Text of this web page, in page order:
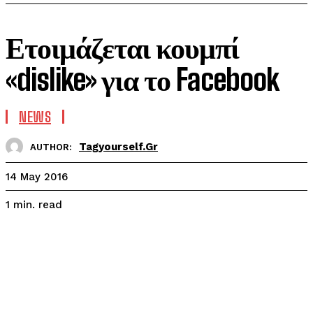
Ετοιμάζεται κουμπί
«dislike» για το Facebook
NEWS
AUTHOR: Tagyourself.gr
14 May 2016
1 min. read